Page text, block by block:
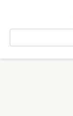
Search: